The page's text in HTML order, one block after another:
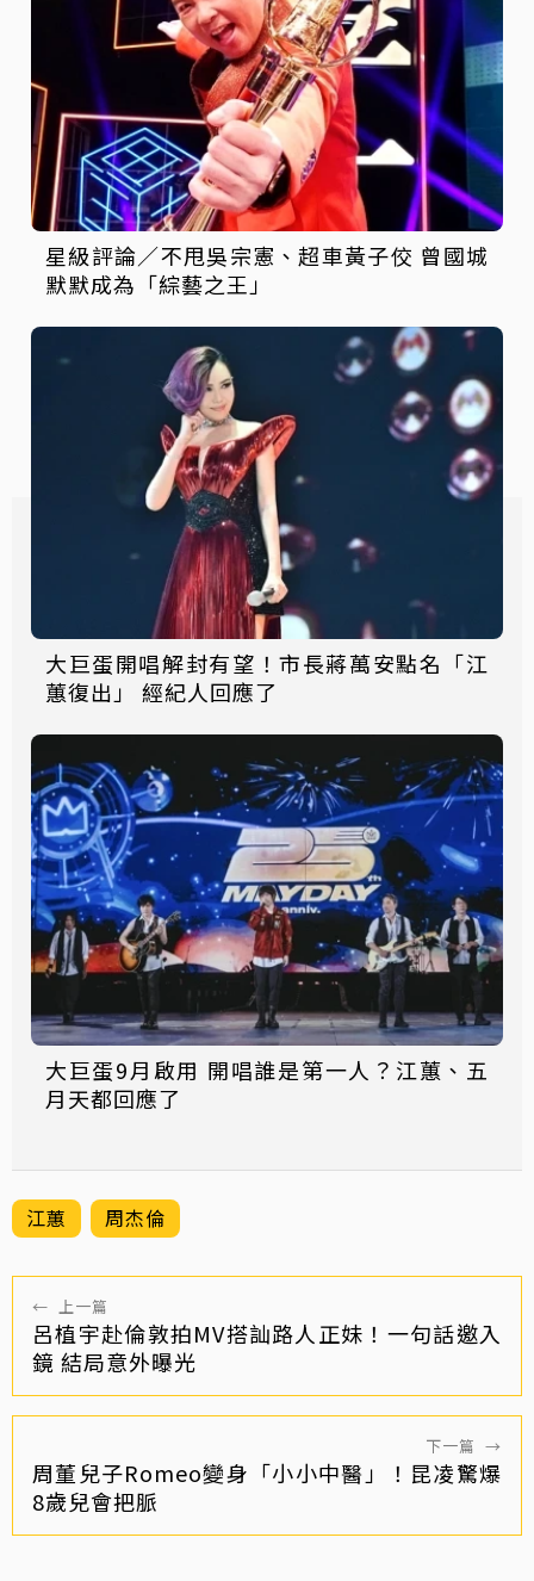
星級評論／不甩吳宗憲、超車黃子佼 曾國城
默默成為「綜藝之王」
大巨蛋開唱解封有望！市長蔣萬安點名「江
蕙復出」 經紀人回應了
大巨蛋9月啟用 開唱誰是第一人？江蕙、五
月天都回應了
江蕙 周杰倫
← 上一篇
呂植宇赴倫敦拍MV搭訕路人正妹！一句話邀入
鏡 結局意外曝光
下一篇 →
周董兒子Romeo變身「小小中醫」！昆凌驚爆
8歲兒會把脈